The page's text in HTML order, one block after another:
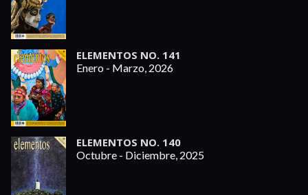
ELEMENTOS NO. 141
Enero - Marzo, 2026
ELEMENTOS NO. 140
Octubre - Diciembre, 2025